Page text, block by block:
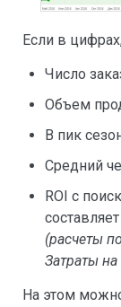
Если в
Число
Объем
В пик
Средний
ROI с
(расчеты
Затраты на
На этом